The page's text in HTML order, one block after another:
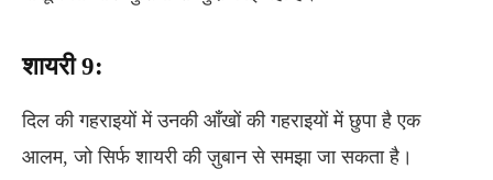
शायरी 9:
दिल की गहराइयों में उनकी आँखों की गहराइयों में छुपा है एक
आलम, जो सिर्फ शायरी की ज़ुबान से समझा जा सकता है।